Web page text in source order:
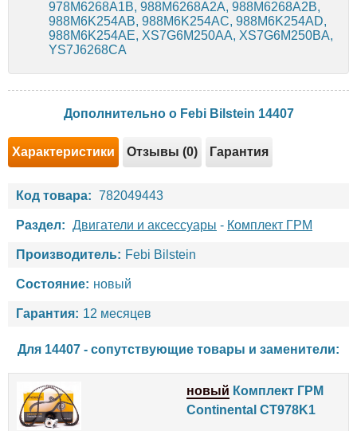
978M6268A1B, 988M6268A2A, 988M6268A2B,
988M6K254AB, 988M6K254AC, 988M6K254AD,
988M6K254AE, XS7G6M250AA, XS7G6M250BA,
YS7J6268CA
Дополнительно о Febi Bilstein 14407
Характеристики Отзывы (0) Гарантия
Код товара: 782049443
Раздел: Двигатели и аксессуары - Комплект ГРМ
Производитель: Febi Bilstein
Состояние: новый
Гарантия: 12 месяцев
Для 14407 - сопутствующие товары и заменители:
новый Комплект ГРМ
Continental CT978K1